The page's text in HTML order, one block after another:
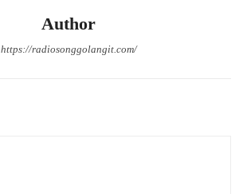
Author
https://radiosonggolangit.com/